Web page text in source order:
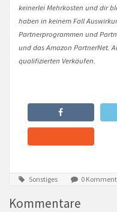
keinerlei Mehrkosten und dir
haben in keinem Fall
Partnerprogrammen und
und das Amazon PartnerNet.
qualifizierten Verkäufen.
Sonstiges 0
Kommentare